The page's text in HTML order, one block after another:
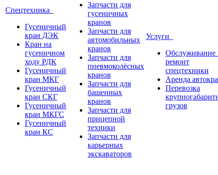
Спецтехника
Гусеничный
кран ДЭК
Кран на
гусеничном
ходу РДК
Гусеничный
кран МКГ
Гусеничный
кран СКГ
Гусеничный
кран МКГС
Гусеничный
кран КС
Запчасти для
гусеничных
кранов
Запчасти для
автомобильных
кранов
Запчасти для
пневмоколёсных
кранов
Запчасти для
башенных
кранов
Запчасти для
прицепной
техники
Запчасти для
карьерных
экскаваторов
Услуги
Обслуживание
ремонт
спецтехники
Аренда
Перевозка
грузов